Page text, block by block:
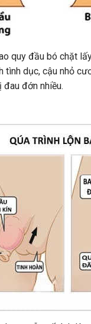
quy đầu bó chặt
tình dục, cậu nhỏ
đớn nhiều.